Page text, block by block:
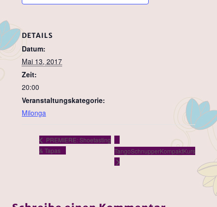
DETAILS
Datum:
Mai 13, 2017
Zeit:
20:00
Veranstaltungskategorie:
Milonga
PREMIERE: Shoetasting
& Tapas
TangoSchnupperKompaktKurs